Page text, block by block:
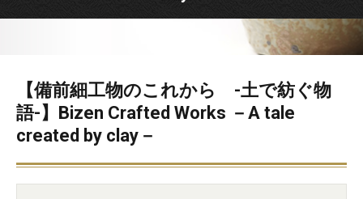
【備前細工物のこれから -土で紡ぐ物
語-】Bizen Crafted Works －A tale
created by clay－